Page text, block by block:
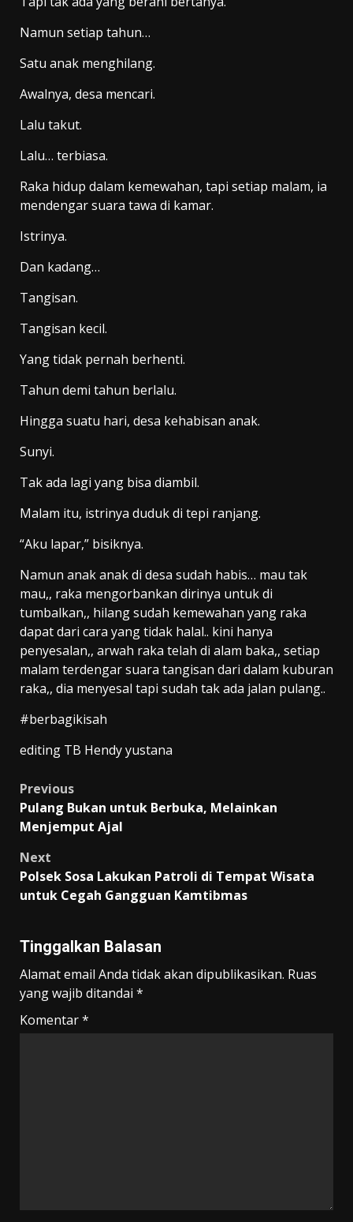
Namun setiap tahun…
Satu anak menghilang.
Awalnya, desa mencari.
Lalu takut.
Lalu… terbiasa.
Raka hidup dalam kemewahan, tapi setiap malam, ia
mendengar suara tawa di kamar.
Istrinya.
Dan kadang…
Tangisan.
Tangisan kecil.
Yang tidak pernah berhenti.
Tahun demi tahun berlalu.
Hingga suatu hari, desa kehabisan anak.
Sunyi.
Tak ada lagi yang bisa diambil.
Malam itu, istrinya duduk di tepi ranjang.
“Aku lapar,” bisiknya.
Namun anak anak di desa sudah habis… mau tak
mau,, raka mengorbankan dirinya untuk di
tumbalkan,, hilang sudah kemewahan yang raka
dapat dari cara yang tidak halal.. kini hanya
penyesalan,, arwah raka telah di alam baka,, setiap
malam terdengar suara tangisan dari dalam kuburan
raka,, dia menyesal tapi sudah tak ada jalan pulang..
#berbagikisah
editing TB Hendy yustana
Post
navigation
Previous
Pulang Bukan untuk Berbuka, Melainkan
Menjemput Ajal
Next
Polsek Sosa Lakukan Patroli di Tempat Wisata
untuk Cegah Gangguan Kamtibmas
Tinggalkan Balasan
Alamat email Anda tidak akan dipublikasikan. Ruas
yang wajib ditandai *
Komentar*